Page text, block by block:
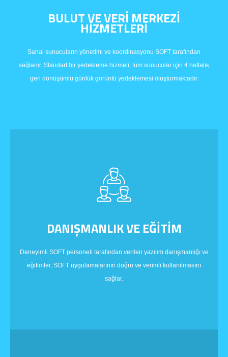
BULUT VE VERİ MERKEZİ
HİZMETLERİ
Sanal sunucuların yönetimi ve koordinasyonu SOFT tarafından
sağlanır. Standart bir yedekleme hizmeti, tüm sunucular için 4 haftalık
geri dönüşümlü günlük görüntü yedeklemesi oluşturmaktadır.
DANIŞMANLIK VE EĞİTİM
Deneyimli SOFT personeli tarafından verilen yazılım danışmanlığı ve
eğitimler, SOFT uygulamalarının doğru ve verimli kullanılmasını
sağlar.